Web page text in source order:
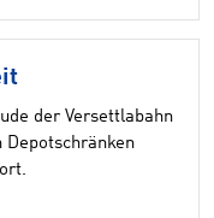
der Versettlabahn